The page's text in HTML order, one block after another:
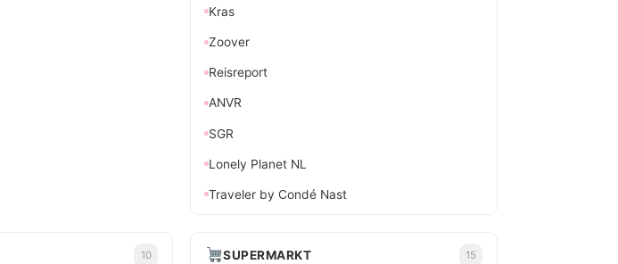
Kras
Zoover
Reisreport
ANVR
SGR
Lonely Planet NL
Traveler by Condé Nast
10 SUPERMARKT 15